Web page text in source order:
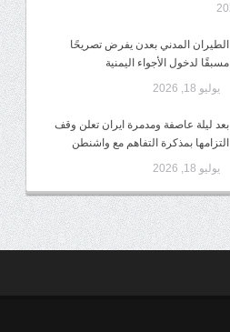
الطيران المدني بعدن يفرض تصريحًا
مسبقًا لدخول الأجواء اليمنية
يوليو 18, 2026
بعد ليلة عاصفة ومدمرة ايران تعلن وقف
التزامها بمذكرة التفاهم مع واشنطن
يوليو 18, 2026